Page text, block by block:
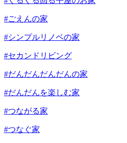
#ごえんの家
#シンプルリノベの家
#セカンドリビング
#だんだんだんだんの家
#だんだんを楽しむ家
#つながる家
#つなぐ家